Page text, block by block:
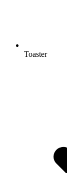
Toaster